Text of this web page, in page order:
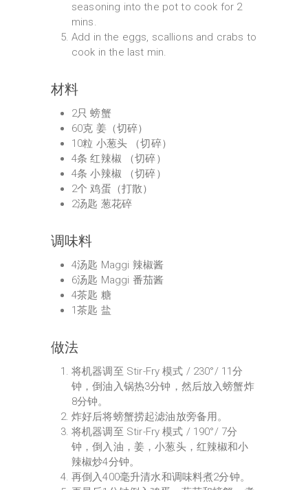
seasoning into the pot to cook for 2
mins.
Add in the eggs, scallions and crabs to
cook in the last min.
材料
2只 螃蟹
60克 姜（切碎）
10粒 小葱头 （切碎）
4条 红辣椒 （切碎）
4条 小辣椒 （切碎）
2个 鸡蛋（打散）
2汤匙 葱花碎
调味料
4汤匙 Maggi 辣椒酱
6汤匙 Maggi 番茄酱
4茶匙 糖
1茶匙 盐
做法
将机器调至 Stir-Fry 模式 / 230°/ 11分
钟，倒油入锅热3分钟，然后放入螃蟹炸
8分钟。
炸好后将螃蟹捞起滤油放旁备用。
将机器调至 Stir-Fry 模式 / 190°/ 7分
钟，倒入油，姜，小葱头，红辣椒和小
辣椒炒4分钟。
再倒入400毫升清水和调味料煮2分钟。